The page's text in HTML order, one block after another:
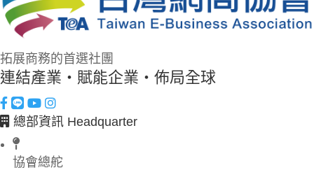
拓展商務的首選社團
連結產業・賦能企業・佈局全球
總部資訊 Headquarter
協會總舵